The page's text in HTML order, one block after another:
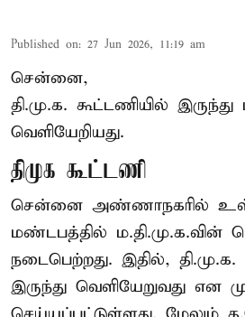
Published on: 27 Jun 2026, 11:19 am
சென்னை,
தி.மு.க. கூட்டணியில் இருந்து
வெளியேறியது.
திமுக கூட்டணி
சென்னை அண்ணாநகரில்
மண்டபத்தில் ம.தி.மு.க.வின்
நடைபெற்றது. இதில், தி.மு.க.
இருந்து வெளியேறுவது என